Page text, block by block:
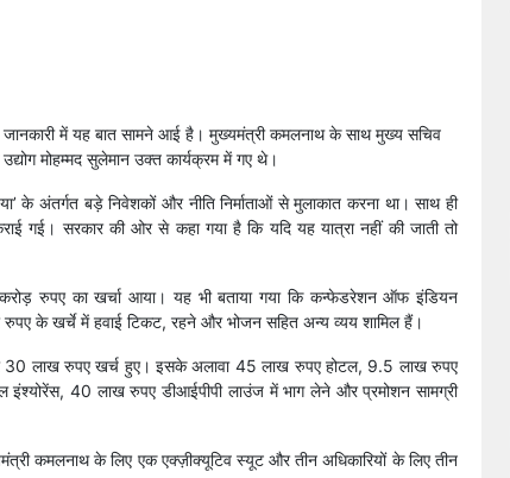
जानकारी में यह बात सामने आई है। मुख्यमंत्री कमलनाथ के साथ मुख्य सचिव
मोहम्मद सुलेमान उक्त कार्यक्रम में गए थे।
के अंतर्गत बड़े निवेशकों और नीति निर्माताओं से मुलाकात करना था। साथ ही
गई। सरकार की ओर से कहा गया है कि यदि यह यात्रा नहीं की जाती तो
रुपए का खर्चा आया। यह भी बताया गया कि कन्फेडरेशन ऑफ इंडियन
के खर्चे में हवाई टिकट, रहने और भोजन सहित अन्य व्यय शामिल हैं।
30 लाख रुपए खर्च हुए। इसके अलावा 45 लाख रुपए होटल, 9.5 लाख रुपए
40 लाख रुपए डीआईपीपी लाउंज में भाग लेने और प्रमोशन सामग्री
कमलनाथ के लिए एक एक्ज़ीक्यूटिव स्यूट और तीन अधिकारियों के लिए तीन